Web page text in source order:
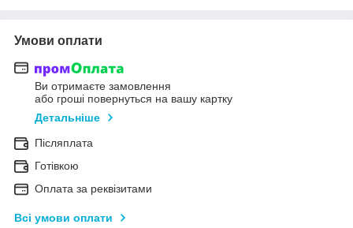
Умови оплати
Ви отримаєте замовлення
або гроші повернуться на вашу картку
Детальніше
Післяплата
Готівкою
Оплата за реквізитами
Всі умови оплати